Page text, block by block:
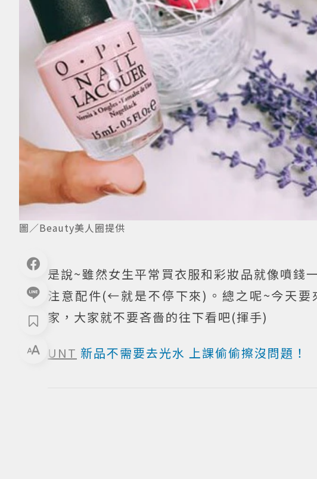
圖／Beauty美人圈提供
是說~雖然女生平常買衣服和彩妝品就像噴錢
注意配件(←就是不停下來)。總之呢~今天要
家，大家就不要吝嗇的往下看吧(揮手)
UNT 新品不需要去光水 上課偷偷擦沒問題！